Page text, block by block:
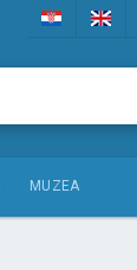
MUZEA